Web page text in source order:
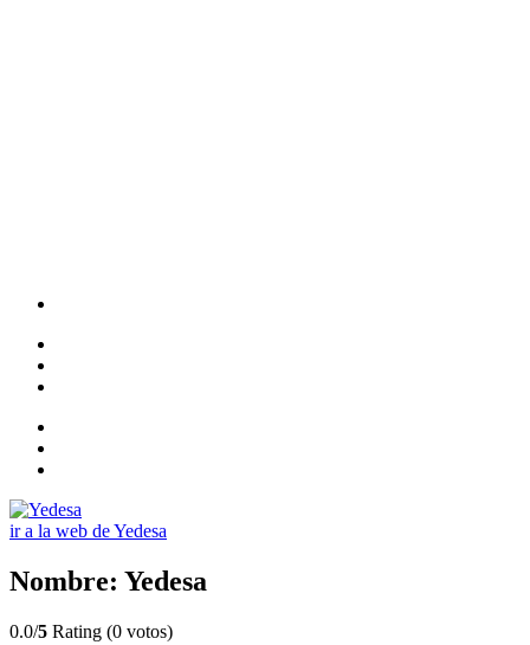
ir a la web de Yedesa
Nombre: Yedesa
0.0/5 Rating (0 votos)